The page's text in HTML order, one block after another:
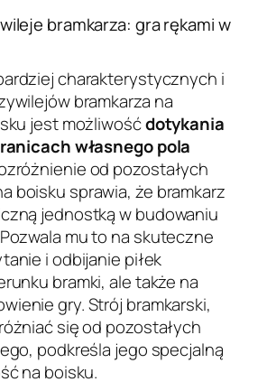
bramkarza: gra rękami w
charakterystycznych i
bramkarza na
jest możliwośćdotykania
własnego pola
od pozostałych
boisku sprawia, że bramkarz
jednostką w budowaniu
mu to na skuteczne
i odbijanie piłek
bramki, ale także na
gry. Strój bramkarski,
się od pozostałych
podkreśla jego specjalną
na boisku.